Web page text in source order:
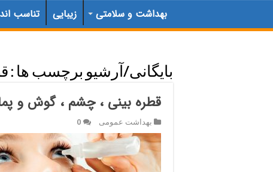
بهداشت و سلامتی زیبایی تناسب
بایگانی/آرشیو برچسب ها :
قطره بینی ، چشم ، گوش و
بهداشت عمومی 0